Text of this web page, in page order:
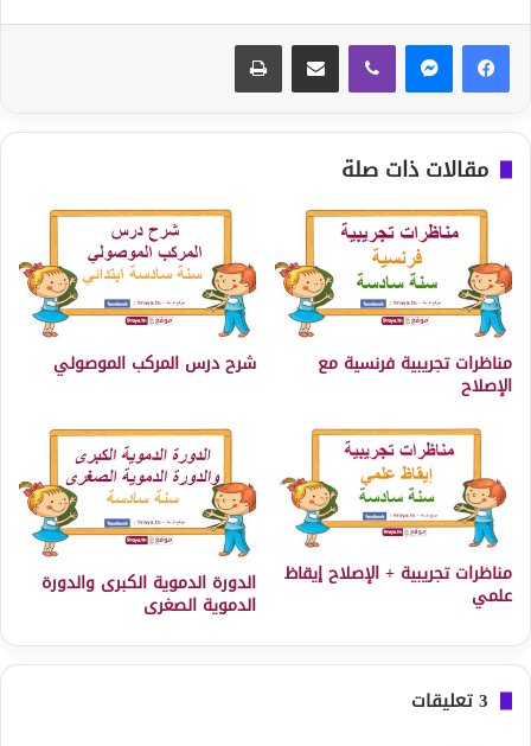
مقالات ذات صلة
مناظرات تجريبية فرنسية مع
الإصلاح
شرح درس المركب الموصولي
مناظرات تجريبية + الإصلاح إيقاظ
علمي الدورة الدموية الكبرى والدورة
الدموية الصغرى
‫3 تعليقات